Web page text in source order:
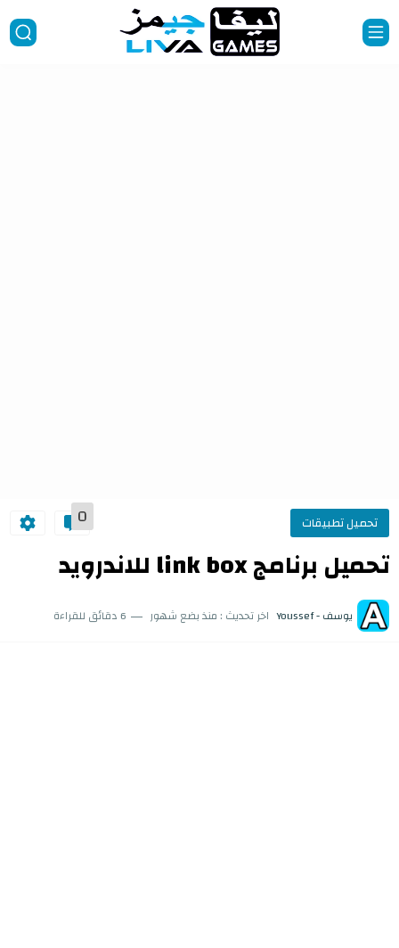
تحميل تطبيقات 0
تحميل برنامج link box للاندرويد
يوسف - Youssef اخر تحديث : منذ بضع شهور 6 دقائق للقراءة